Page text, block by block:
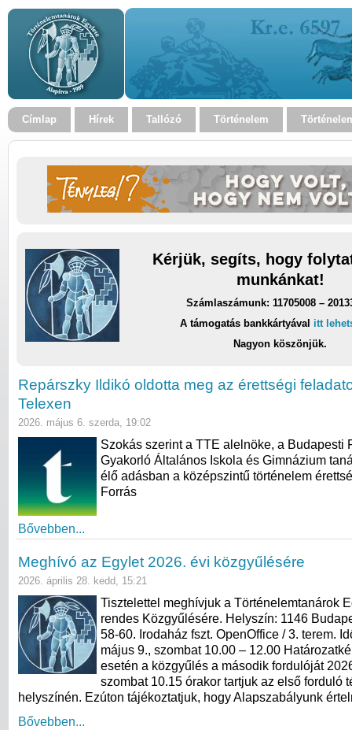
Címlap Hírek Tallózó Történelem
Kérjük, segíts, hogy
munkánkat!
Számlaszámunk: 11705008 –
A támogatás bankkártyával itt
Nagyon köszönjük.
Repárszky Ildikó oldotta meg az érettségi
Telexen
2026. május 6. szerda, 19:02
Szokás szerint a TTE alelnöke, a Budapesti
Gyakorló Általános Iskola és Gimnázium
élő adásban a középszintű történelem
Forrás
Bővebben...
Meghívó az Egylet 2026. évi közgyűlésére
2026. április 28. kedd, 15:21
Tisztelettel meghívjuk a Történelemtanárok
rendes Közgyűlésére. Helyszín: 1146
58-60. Irodaház fszt. OpenOffice / 3. terem.
május 9., szombat 10.00 – 12.00
esetén a közgyűlés a második fordulóját
szombat 10.15 órakor tartjuk az első forduló
helyszínén. Ezúton tájékoztatjuk, hogy Alapszabályunk
Bővebben...